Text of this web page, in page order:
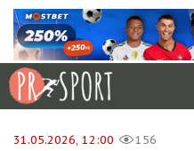
31.05.2026, 12:00 156